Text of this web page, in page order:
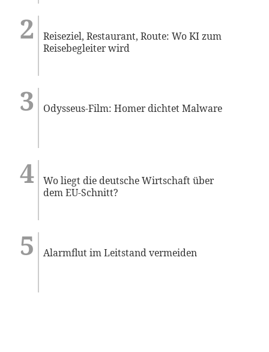
Reiseziel, Restaurant, Route: Wo KI zum
Reisebegleiter wird
Odysseus-Film: Homer dichtet Malware
Wo liegt die deutsche Wirtschaft über
dem EU-Schnitt?
Alarmflut im Leitstand vermeiden